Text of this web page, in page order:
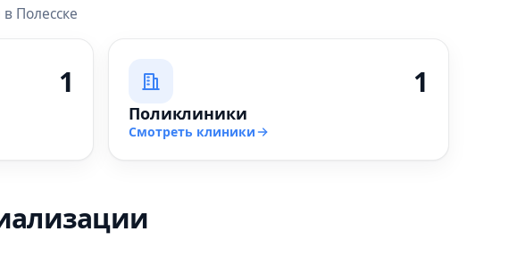
Полесске
1 1
Поликлиники
Смотреть клиники